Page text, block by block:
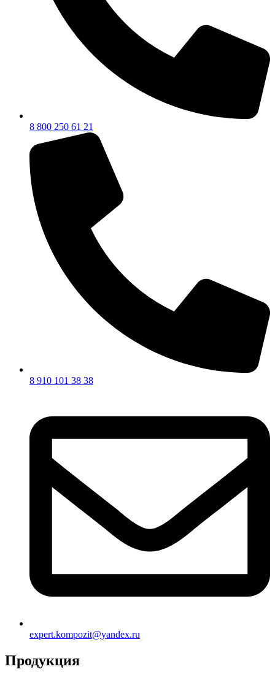
8 800 250 61 21
8 910 101 38 38
expert.kompozit@yandex.ru
Продукция